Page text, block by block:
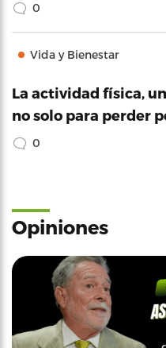
0
Vida y Bienestar
La actividad física,
no solo para perder
0
Opiniones